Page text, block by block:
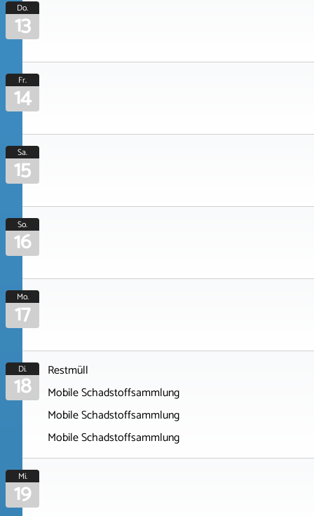
Do.
13
Fr.
14
Sa.
15
So.
16
Mo.
17
Di.
18
Restmüll
Mobile Schadstoffsammlung
Mobile Schadstoffsammlung
Mobile Schadstoffsammlung
Mi.
19